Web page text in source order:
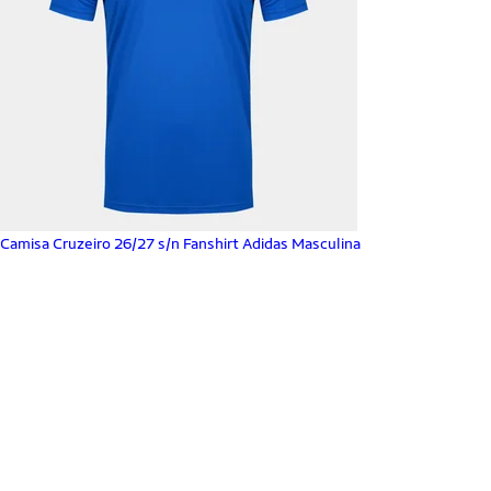
Camisa Cruzeiro 26/27 s/n Fanshirt Adidas Masculina